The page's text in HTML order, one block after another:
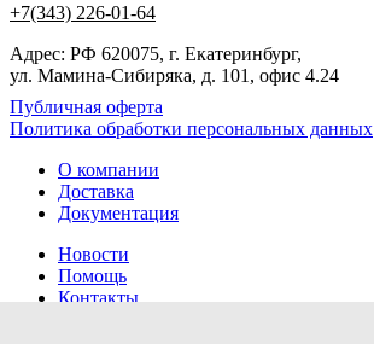
+7(343) 226-01-64
Адрес: РФ 620075, г. Екатеринбург,
ул. Мамина-Сибиряка, д. 101, офис 4.24
Публичная оферта
Политика обработки персональных данных
О компании
Доставка
Документация
Новости
Помощь
Контакты